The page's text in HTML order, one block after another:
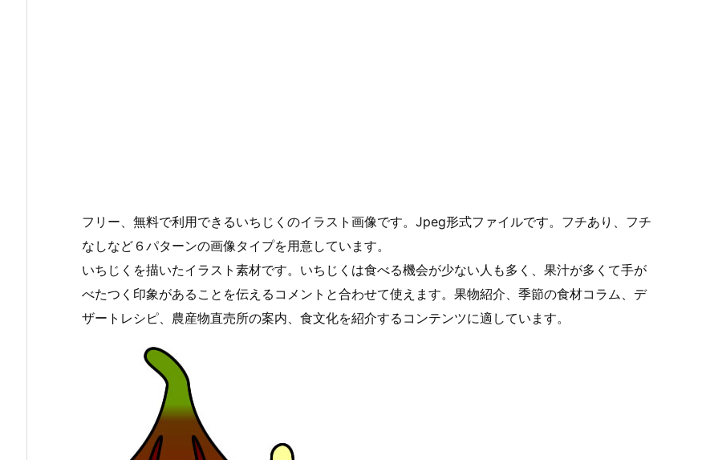
フリー、無料で利用できるいちじくのイラスト画像です。Jpeg形式ファイルです。フチあり、フチ
なしなど６パターンの画像タイプを用意しています。
いちじくを描いたイラスト素材です。いちじくは食べる機会が少ない人も多く、果汁が多くて手が
べたつく印象があることを伝えるコメントと合わせて使えます。果物紹介、季節の食材コラム、デ
ザートレシピ、農産物直売所の案内、食文化を紹介するコンテンツに適しています。